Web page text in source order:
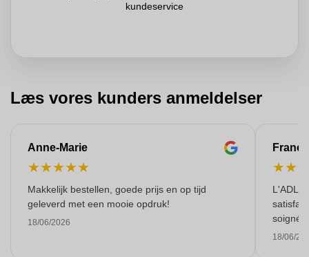
kundeservice
Læs vores kunders anmeldelser
Anne-Marie
★★★★★
Makkelijk bestellen, goede prijs en op tijd
geleverd met een mooie opdruk!
18/06/2026
★★
L'ADL
soigné
18/06/